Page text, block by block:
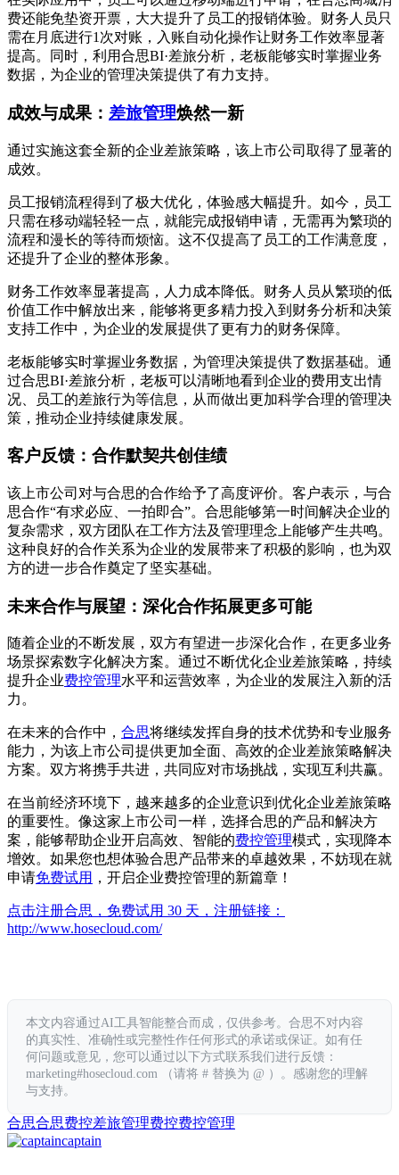
费还能免垫资开票，大大提升了员工的报销体验。财务人员只
需在月底进行1次对账，入账自动化操作让财务工作效率显著
提高。同时，利用合思BI·差旅分析，老板能够实时掌握业务
数据，为企业的管理决策提供了有力支持。
成效与成果： 差旅管理焕然一新
通过实施这套全新的企业差旅策略，该上市公司取得了显著的
成效。
员工报销流程得到了极大优化，体验感大幅提升。如今，员工
只需在移动端轻轻一点，就能完成报销申请，无需再为繁琐的
流程和漫长的等待而烦恼。这不仅提高了员工的工作满意度，
还提升了企业的整体形象。
财务工作效率显著提高，人力成本降低。财务人员从繁琐的低
价值工作中解放出来，能够将更多精力投入到财务分析和决策
支持工作中，为企业的发展提供了更有力的财务保障。
老板能够实时掌握业务数据，为管理决策提供了数据基础。通
过合思BI·差旅分析，老板可以清晰地看到企业的费用支出情
况、员工的差旅行为等信息，从而做出更加科学合理的管理决
策，推动企业持续健康发展。
客户反馈：合作默契共创佳绩
该上市公司对与合思的合作给予了高度评价。客户表示，与合
思合作“有求必应、一拍即合”。合思能够第一时间解决企业的
复杂需求，双方团队在工作方法及管理理念上能够产生共鸣。
这种良好的合作关系为企业的发展带来了积极的影响，也为双
方的进一步合作奠定了坚实基础。
未来合作与展望：深化合作拓展更多可能
随着企业的不断发展，双方有望进一步深化合作，在更多业务
场景探索数字化解决方案。通过不断优化企业差旅策略，持续
提升企业费控管理水平和运营效率，为企业的发展注入新的活
力。
在未来的合作中， 合思将继续发挥自身的技术优势和专业服务
能力，为该上市公司提供更加全面、高效的企业差旅策略解决
方案。双方将携手共进，共同应对市场挑战，实现互利共赢。
在当前经济环境下，越来越多的企业意识到优化企业差旅策略
的重要性。像这家上市公司一样，选择合思的产品和解决方
案，能够帮助企业开启高效、智能的费控管理模式，实现降本
增效。如果您也想体验合思产品带来的卓越效果，不妨现在就
申请免费试用 ，开启企业费控管理的新篇章！
点击注册合思，免费试用 30 天，注册链接：
http://www.hosecloud.com/
本文内容通过AI工具智能整合而成，仅供参考。合思不对内容
的真实性、准确性或完整性作任何形式的承诺或保证。如有任
何问题或意见，您可以通过以下方式联系我们进行反馈：
marketing#hosecloud.com （请将 # 替换为 @ ）。感谢您的理解
与支持。
合思合思费控差旅管理费控费控管理
captain